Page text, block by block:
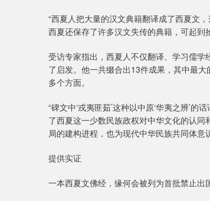
“西夏人把大量的汉文典籍翻译成了西夏文
西夏还保存了许多汉文失传的典籍，可起到
受访专家指出，西夏人不仅翻译、学习儒
了启发。他一共缀合出13件成果，其中最
多个方面。
“碑文中‘戎夷匪茹’这种以中原‘华夷之辨’
了西夏这一少数民族政权对中华文化的认
局的建构进程，也为现代中华民族共同体意
提供实证
一本西夏文佛经，缘何会被列为首批禁止出